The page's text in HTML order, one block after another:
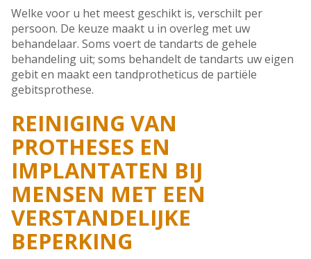
Welke voor u het meest geschikt is, verschilt per
persoon. De keuze maakt u in overleg met uw
behandelaar. Soms voert de tandarts de gehele
behandeling uit; soms behandelt de tandarts uw eigen
gebit en maakt een tandprotheticus de partiële
gebitsprothese.
REINIGING VAN
PROTHESES EN
IMPLANTATEN BIJ
MENSEN MET EEN
VERSTANDELIJKE
BEPERKING